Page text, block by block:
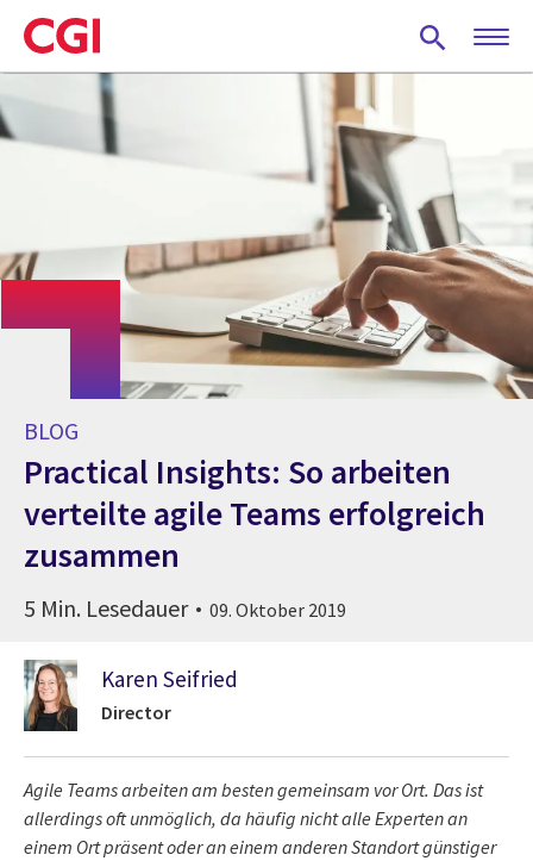
Skip
to
main
BLOG
Practical Insights: So arbeiten
verteilte agile Teams erfolgreich
zusammen
5 Min. Lesedauer 09. Oktober 2019
Karen Seifried
Director
Agile Teams arbeiten am besten gemeinsam vor Ort. Das ist
allerdings oft unmöglich, da häufig nicht alle Experten an
einem Ort präsent oder an einem anderen Standort günstiger